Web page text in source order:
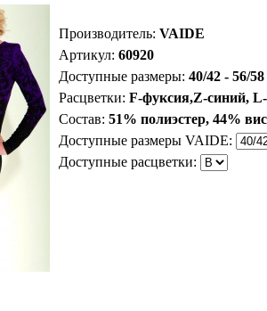
Производитель: VAIDE
Артикул: 60920
Доступные размеры: 40/42 - 56/58
Расцветки: F-фуксия,Z-синий,
Состав: 51% полиэстер, 44%
Доступные размеры VAIDE:
Доступные расцветки: